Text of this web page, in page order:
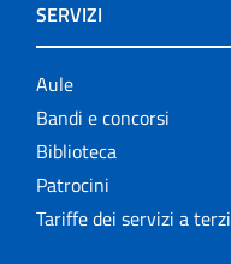
SERVIZI
Aule
Bandi e concorsi
Biblioteca
Patrocini
Tariffe dei servizi a terzi